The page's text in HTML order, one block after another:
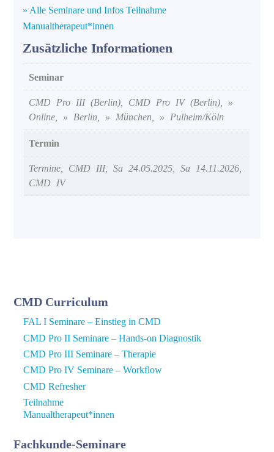
» Alle Seminare und Infos Teilnahme
Manualtherapeut*innen
Zusätzliche Informationen
Seminar
CMD Pro III (Berlin), CMD Pro IV (Berlin), »
Online, » Berlin, » München, » Pulheim/Köln
Termin
Termine, CMD III, Sa 24.05.2025, Sa 14.11.2026,
CMD IV
CMD Curriculum
FAL I Seminare – Einstieg in CMD
CMD Pro II Seminare – Hands-on Diagnostik
CMD Pro III Seminare – Therapie
CMD Pro IV Seminare – Workflow
CMD Refresher
Teilnahme
Manualtherapeut*innen
Fachkunde-Seminare